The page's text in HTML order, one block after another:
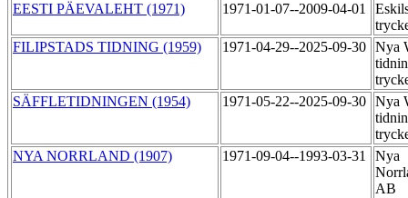
EESTI PÄEVALEHT (1971)
1971-01-07--2009-04-01
FILIPSTADS TIDNING (1959)
1971-04-29--2025-09-30 Nya
SÄFFLETIDNINGEN (1954)
1971-05-22--2025-09-30 Nya
NYA NORRLAND (1907)
1971-09-04--1993-03-31
Nya
AB